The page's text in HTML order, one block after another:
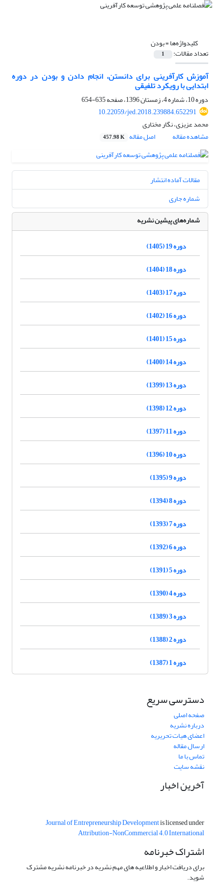
کلیدواژه‌ها =بودن
تعداد مقالات: 1
آموزش کارآفرینی برای دانستن، انجام دادن و بودن در دوره
ابتدایی با رویکرد تلفیقی
دوره 10، شماره 4، زمستان 1396، صفحه
635-654
10.22059/jed.2018.239884.652291
محمد عزیزی، نگار مختاری
مشاهده مقاله
اصل مقاله 457.98 K
مقالات آماده انتشار
شماره جاری
شماره‌های پیشین نشریه
دوره 19 (1405)
دوره 18 (1404)
دوره 17 (1403)
دوره 16 (1402)
دوره 15 (1401)
دوره 14 (1400)
دوره 13 (1399)
دوره 12 (1398)
دوره 11 (1397)
دوره 10 (1396)
دوره 9 (1395)
دوره 8 (1394)
دوره 7 (1393)
دوره 6 (1392)
دوره 5 (1391)
دوره 4 (1390)
دوره 3 (1389)
دوره 2 (1388)
دوره 1 (1387)
دسترسی سریع
صفحه اصلی
درباره نشریه
اعضای هیات تحریریه
ارسال مقاله
تماس با ما
نقشه سایت
آخرین اخبار
Journal of Entrepreneurship Developmentis licensed under
Attribution-NonCommercial 4.0 International
اشتراک خبرنامه
برای دریافت اخبار و اطلاعیه های مهم نشریه در خبرنامه نشریه مشترک
شوید.